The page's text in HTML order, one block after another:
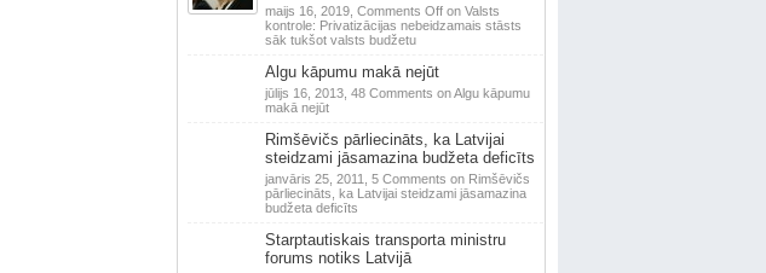
maijs 16, 2019, Comments Offon Valsts
kontrole: Privatizācijas nebeidzamais stāsts
sāk tukšot valsts budžetu
Algu kāpumu makā nejūt
jūlijs 16, 2013, 48 Comments on Algu kāpumu
makā nejūt
Rimšēvičs pārliecināts, ka Latvijai
steidzami jāsamazina budžeta deficīts
janvāris 25, 2011, 5 Comments on Rimšēvičs
pārliecināts, ka Latvijai steidzami jāsamazina
budžeta deficīts
Starptautiskais transporta ministru
forums notiks Latvijā